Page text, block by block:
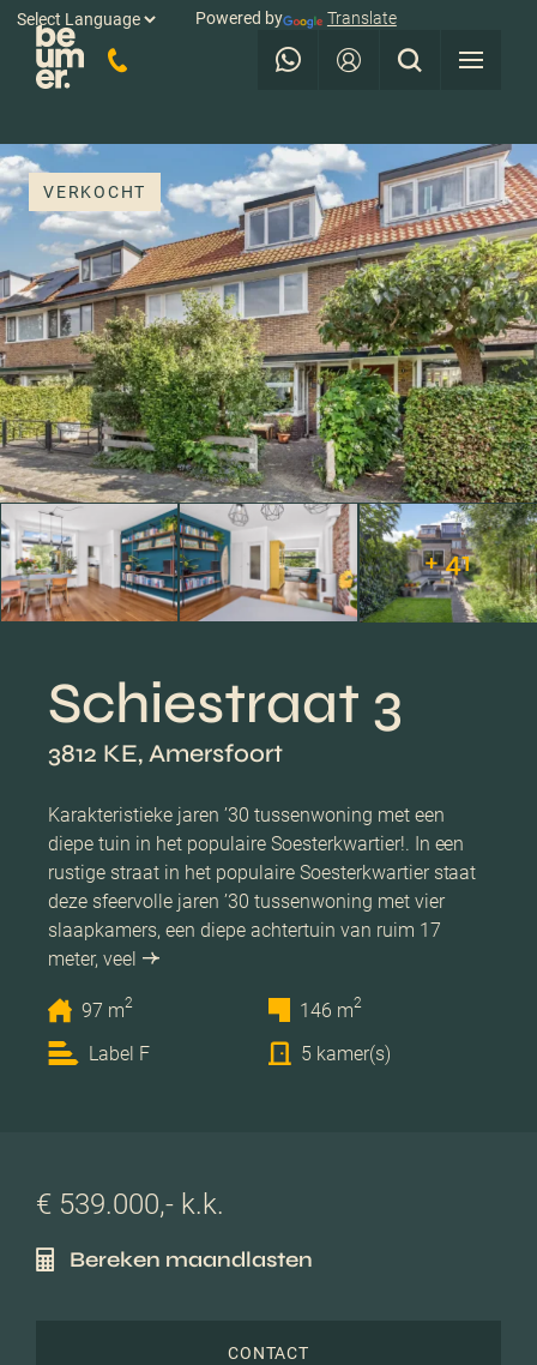
Powered by Translate
VERKOCHT
+ 41
Schiestraat 3
3812 KE, Amersfoort
Karakteristieke jaren ’30 tussenwoning met een
diepe tuin in het populaire Soesterkwartier!. In een
rustige straat in het populaire Soesterkwartier staat
deze sfeervolle jaren ’30 tussenwoning met vier
slaapkamers, een diepe achtertuin van ruim 17
meter, veel
97 m2 146 m2
Label F 5 kamer(s)
€ 539.000,- k.k.
Bereken maandlasten
CONTACT